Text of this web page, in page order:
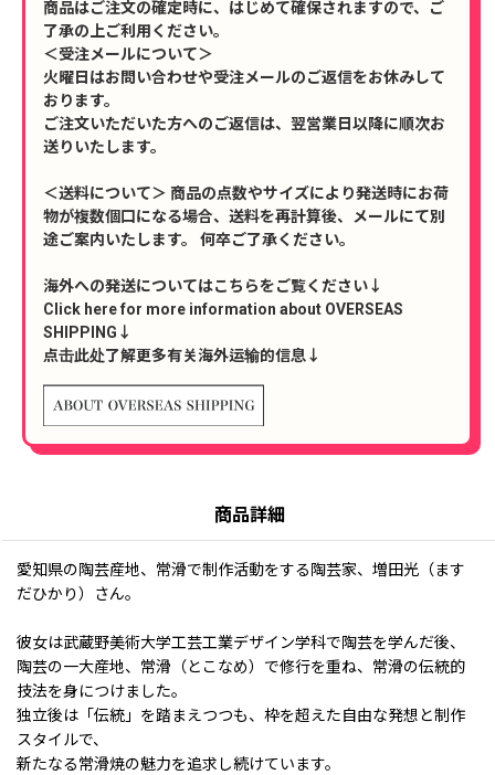
商品はご注文の確定時に、はじめて確保されますので、ご
了承の上ご利用ください。
＜受注メールについて＞
火曜日はお問い合わせや受注メールのご返信をお休みして
おります。
ご注文いただいた方へのご返信は、翌営業日以降に順次お
送りいたします。
＜送料について＞ 商品の点数やサイズにより発送時にお荷
物が複数個口になる場合、送料を再計算後、メールにて別
途ご案内いたします。 何卒ご了承ください。
海外への発送についてはこちらをご覧ください↓
Click here for more information about OVERSEAS
SHIPPING↓
点击此处了解更多有关海外运输的信息↓
商品詳細
愛知県の陶芸産地、常滑で制作活動をする陶芸家、増田光（ます
だひかり）さん。
彼女は武蔵野美術大学工芸工業デザイン学科で陶芸を学んだ後、
陶芸の一大産地、常滑（とこなめ）で修行を重ね、常滑の伝統的
技法を身につけました。
独立後は「伝統」を踏まえつつも、枠を超えた自由な発想と制作
スタイルで、
新たなる常滑焼の魅力を追求し続けています。